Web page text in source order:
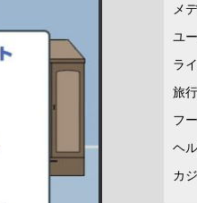
メ
ユ
ラ
旅
フ
ヘ
カ